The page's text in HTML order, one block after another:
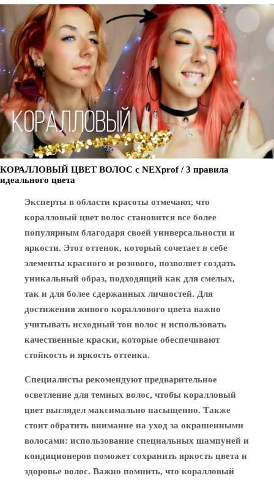
КОРАЛЛОВЫЙ ЦВЕТ ВОЛОС с NEXprof / 3 правила
идеального цвета
Эксперты в области красоты отмечают, что
коралловый цвет волос становится все более
популярным благодаря своей универсальности и
яркости. Этот оттенок, который сочетает в себе
элементы красного и розового, позволяет создать
уникальный образ, подходящий как для смелых,
так и для более сдержанных личностей. Для
достижения живого кораллового цвета важно
учитывать исходный тон волос и использовать
качественные краски, которые обеспечивают
стойкость и яркость оттенка.
Специалисты рекомендуют предварительное
осветление для темных волос, чтобы коралловый
цвет выглядел максимально насыщенно. Также
стоит обратить внимание на уход за окрашенными
волосами: использование специальных шампуней и
кондиционеров поможет сохранить яркость цвета и
здоровье волос. Важно помнить, что коралловый